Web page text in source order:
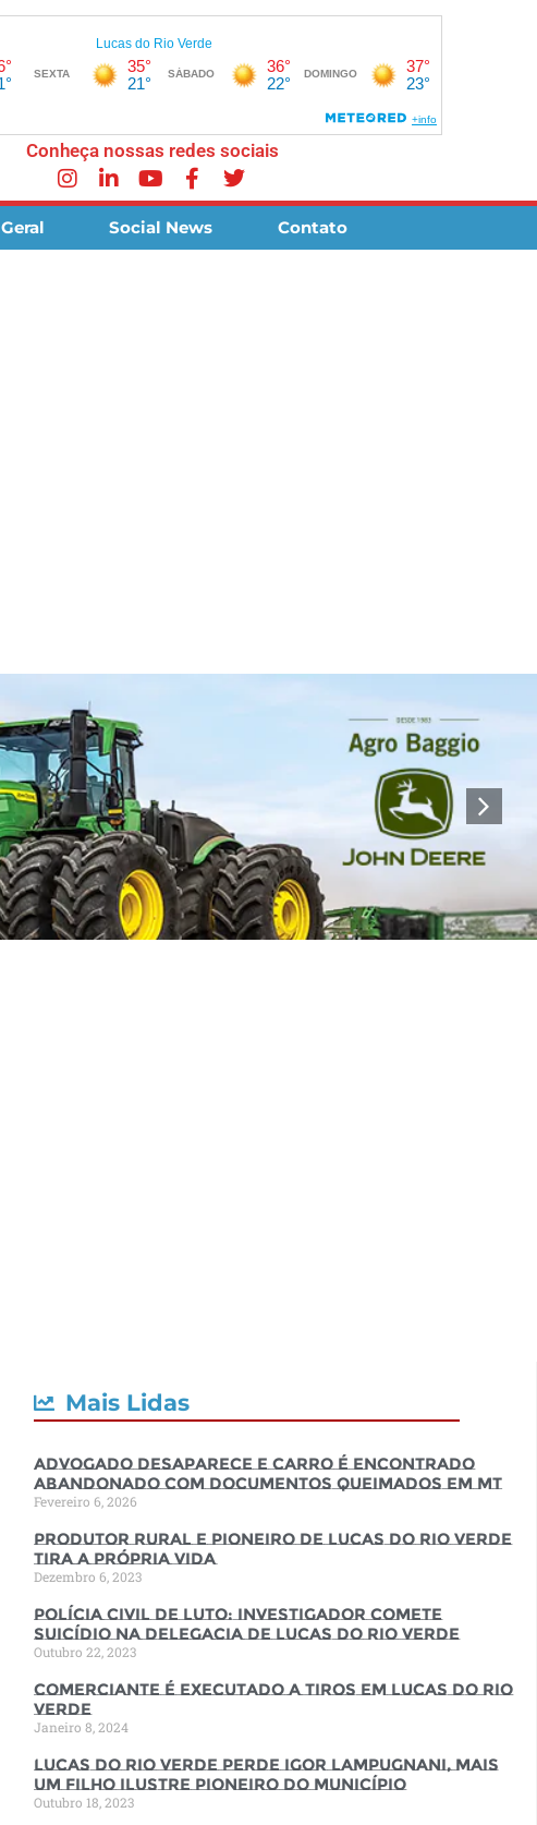
Conheça nossas redes sociais
Geral Social News Contato
Mais Lidas
Advogado desaparece e carro é encontrado
abandonado com documentos queimados em MT
Fevereiro 6, 2026
Produtor rural e pioneiro de Lucas do Rio Verde
tira a própria vida
Dezembro 6, 2023
Polícia Civil de luto: Investigador comete
suicídio na Delegacia de Lucas do Rio Verde
Outubro 22, 2023
Comerciante é executado a tiros em Lucas do Rio
Verde
Janeiro 8, 2024
Lucas do Rio Verde perde Igor Lampugnani, mais
um filho ilustre pioneiro do município
Outubro 18, 2023